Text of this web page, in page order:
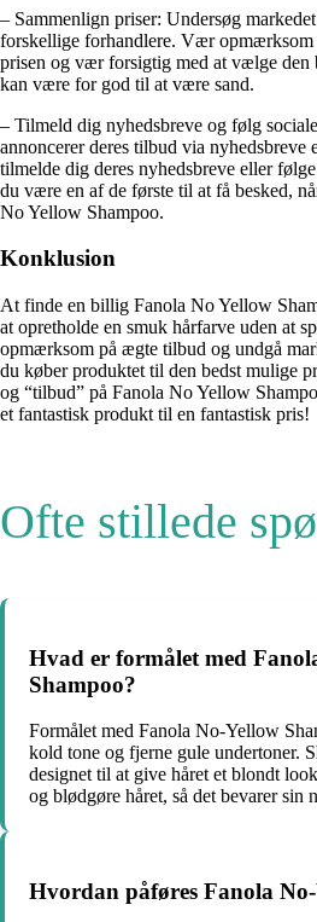
– Sammenlign priser: Undersøg
forskellige forhandlere. Vær opmærksom
prisen og vær forsigtig med at vælge den
kan være for god til at være sand.
– Tilmeld dig nyhedsbreve og følg
annoncerer deres tilbud via nyhedsbreve
tilmelde dig deres nyhedsbreve eller
du være en af de første til at få besked,
No Yellow Shampoo.
Konklusion
At finde en billig Fanola No Yellow
at opretholde en smuk hårfarve uden at
opmærksom på ægte tilbud og undgå
du køber produktet til den bedst mulige
og “tilbud” på Fanola No Yellow
et fantastisk produkt til en fantastisk pris!
Ofte stillede
Hvad er formålet med
Shampoo?
Formålet med Fanola No-Yellow
kold tone og fjerne gule undertoner.
designet til at give håret et blondt
og blødgøre håret, så det bevarer sin
Hvordan påføres Fanola